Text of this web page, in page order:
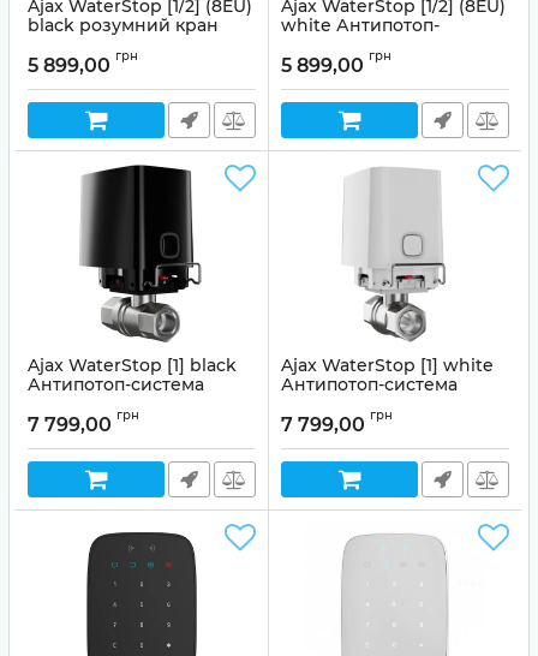
Ajax WaterStop [1/2] (8EU)
black розумний кран
Артикул: 99-00014971
5 899,00 грн
Ajax WaterStop [1/2] (8EU)
white Антипотоп-
Артикул: 99-00014502
5 899,00 грн
Ajax WaterStop [1] black
Антипотоп-система
7 799,00 грн
Ajax WaterStop [1] white
Антипотоп-система
7 799,00 грн